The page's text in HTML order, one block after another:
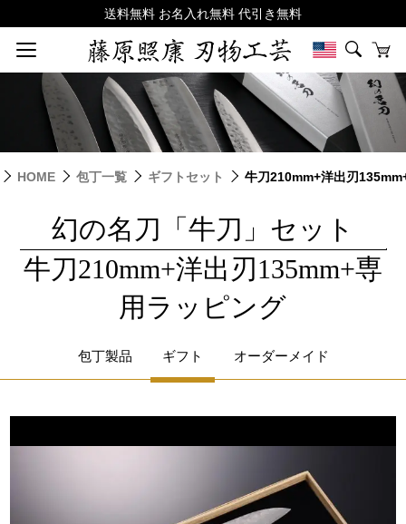
HOME 包丁一覧 ギフトセット 牛刀210mm+洋出刃
幻の名刀「牛刀」セット
|
牛刀210mm+洋出刃135mm+専
用ラッピング
包丁製品 ギフト オーダーメイド